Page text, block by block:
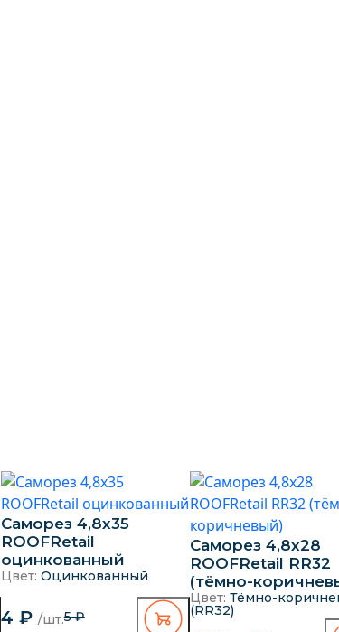
Саморез 4,8х35
ROOFRetail
оцинкованный
Цвет: Оцинкованный
4 ₽ /шт.5 ₽
Саморез 4,8х28
ROOFRetail RR32
(тёмно-
Цвет: Тёмно-
(RR32)